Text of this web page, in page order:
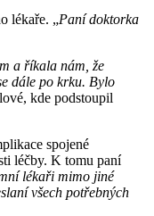
lékaře. „Paní doktorka
a říkala nám, že
dále po krku. Bylo
kde podstoupil
spojené
léčby. K tomu paní
lékaři mimo jiné
všech potřebných